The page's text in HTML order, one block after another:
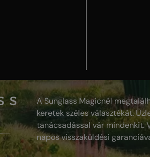
A Sunglass Magicnél
keretek széles választékát.
tanácsadással vár mindenkit.
napos visszaküldési